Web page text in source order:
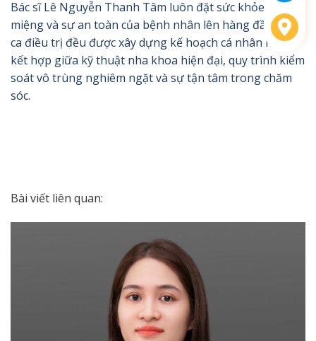
Bác sĩ Lê Nguyễn Thanh Tâm luôn đặt sức khỏe răng
miệng và sự an toàn của bệnh nhân lên hàng đầu. Mỗi
ca điều trị đều được xây dựng kế hoạch cá nhân hóa,
kết hợp giữa kỹ thuật nha khoa hiện đại, quy trình kiểm
soát vô trùng nghiêm ngặt và sự tận tâm trong chăm
sóc.
Bài viết liên quan: